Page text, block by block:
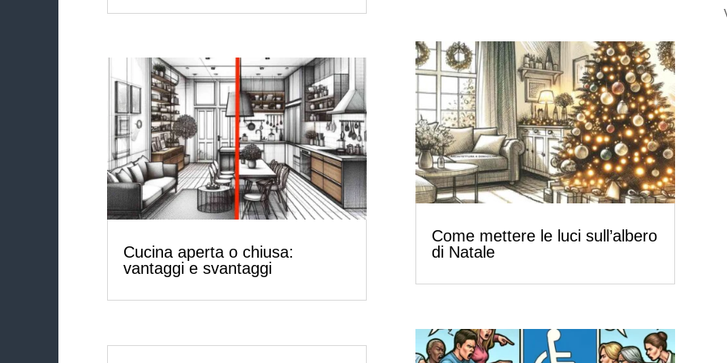
Cucina aperta o chiusa:
vantaggi e svantaggi
Come mettere le luci sull’albero
di Natale